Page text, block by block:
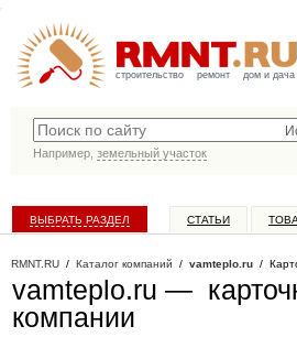
строительство ремонт дом и дача
Например, земельный участок
ВЫБРАТЬ РАЗДЕЛ СТАТЬИ
RMNT.RU / Каталог компаний / vamteplo.ru /
vamteplo.ru —
компании